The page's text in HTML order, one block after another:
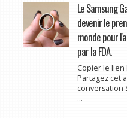
Le Samsung
devenir le
monde pour
par la FDA.
Copier le lien
Partagez cet
conversation
...